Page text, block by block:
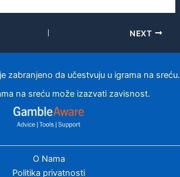
NEXT
zabranjeno da učestvuju u igrama na sreću.
na sreću može izazvati zavisnost.
O Nama
Politika privatnosti